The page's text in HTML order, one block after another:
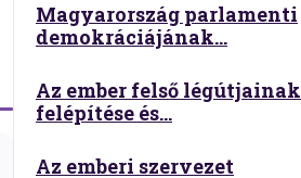
Magyarország parlamenti
demokráciájának...
Az ember felső légútjainak
felépítése és...
Az emberi szervezet